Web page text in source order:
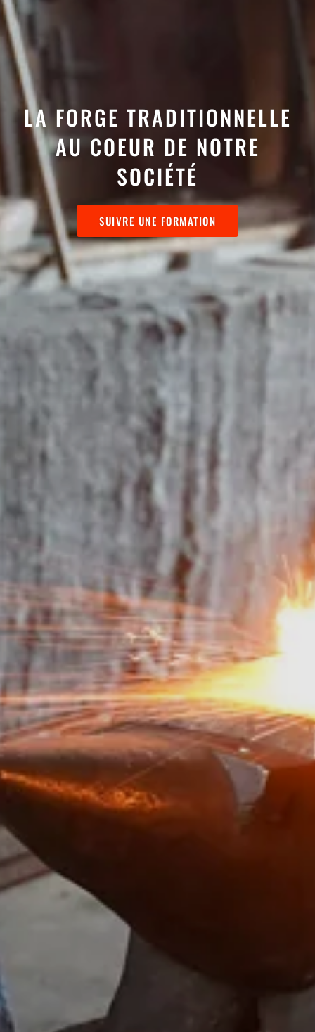
ELLE EST DE RETOUR!
FORMATION MARTEAU - 8+9 AOÛT 2026
LA FORGE TRADITIONNELLE
AU COEUR DE NOTRE
SOCIÉTÉ
SUIVRE UNE FORMATION
L'ANCIENNE STATION DE
POMPAGE RIVERSIDE EN
HÉRITAGE
NOUS VISITER